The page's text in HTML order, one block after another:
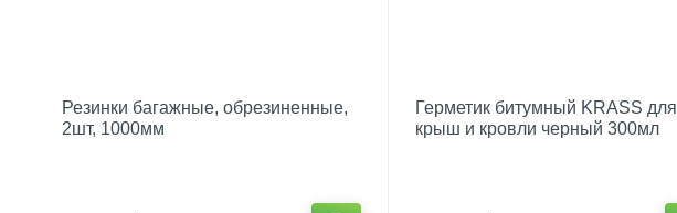
Резинки багажные, обрезиненные,
2шт, 1000мм
Герметик битумный KRASS для
крыш и кровли черный 300мл